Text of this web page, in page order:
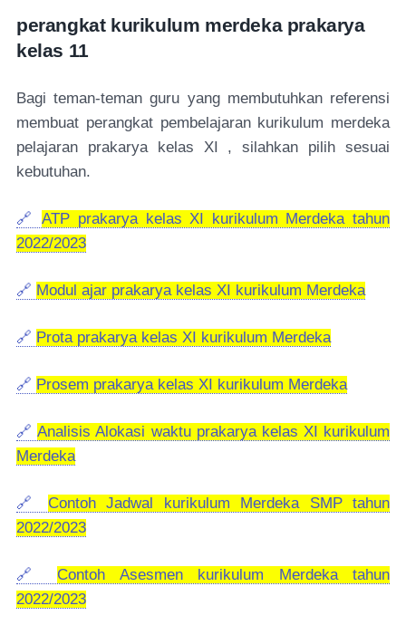
perangkat kurikulum merdeka prakarya
kelas 11
Bagi teman-teman guru yang membutuhkan referensi
membuat perangkat pembelajaran kurikulum merdeka
pelajaran prakarya kelas XI , silahkan pilih sesuai
kebutuhan.
🔗ATP prakarya kelas XI kurikulum Merdeka tahun
2022/2023
🔗 Modul ajar prakarya kelas XI kurikulum Merdeka
🔗 Prota prakarya kelas XI kurikulum Merdeka
🔗 Prosem prakarya kelas XI kurikulum Merdeka
🔗Analisis Alokasi waktu prakarya kelas XI kurikulum
Merdeka
🔗 Contoh Jadwal kurikulum Merdeka SMP tahun
2022/2023
🔗 Contoh Asesmen kurikulum Merdeka tahun
2022/2023